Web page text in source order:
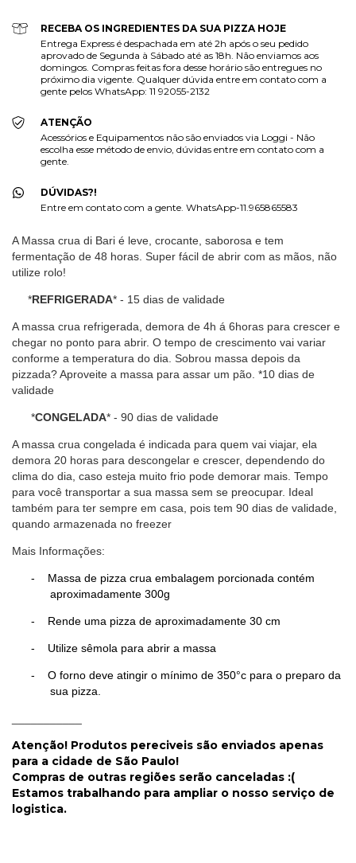
RECEBA OS INGREDIENTES DA SUA PIZZA HOJE
Entrega Express é despachada em até 2h após o seu pedido
aprovado de Segunda à Sábado até as 18h. Não enviamos aos
domingos. Compras feitas fora desse horário são entregues no
próximo dia vigente. Qualquer dúvida entre em contato com a
gente pelos WhatsApp: 11 92055-2132
ATENÇÃO
Acessórios e Equipamentos não são enviados via Loggi - Não
escolha esse método de envio, dúvidas entre em contato com a
gente.
DÚVIDAS?!
Entre em contato com a gente. WhatsApp-11.965865583
A Massa crua di Bari é leve, crocante, saborosa e tem
fermentação de 48 horas. Super fácil de abrir com as mãos, não
utilize rolo!
*REFRIGERADA* - 15 dias de validade
A massa crua refrigerada, demora de 4h á 6horas para crescer e
chegar no ponto para abrir. O tempo de crescimento vai variar
conforme a temperatura do dia. Sobrou massa depois da
pizzada? Aproveite a massa para assar um pão. *10 dias de
validade
*CONGELADA* - 90 dias de validade
A massa crua congelada é indicada para quem vai viajar, ela
demora 20 horas para descongelar e crescer, dependendo do
clima do dia, caso esteja muito frio pode demorar mais. Tempo
para você transportar a sua massa sem se preocupar. Ideal
também para ter sempre em casa, pois tem 90 dias de validade,
quando armazenada no freezer
Mais Informações:
-
Massa de pizza crua embalagem porcionada contém
aproximadamente 300g
- Rende uma pizza de aproximadamente 30 cm
- Utilize sêmola para abrir a massa
-
O forno deve atingir o mínimo de 350°c para o preparo da
sua pizza.
Atenção! Produtos pereciveis são enviados apenas
para a cidade de São Paulo!
Compras de outras regiões serão canceladas :(
Estamos trabalhando para ampliar o nosso serviço de
logistica.